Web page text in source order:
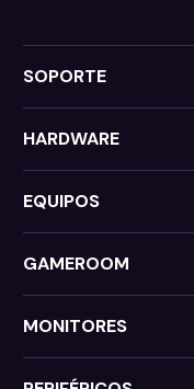
SOPORTE
HARDWARE
EQUIPOS
GAMEROOM
MONITORES